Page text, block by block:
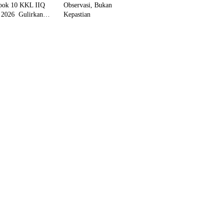
10 KKL IIQ
2026 Gulirkan
Observasi, Bukan
Kepastian